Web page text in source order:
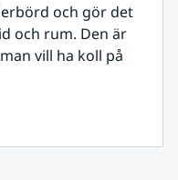
och gör det
och rum. Den är
vill ha koll på